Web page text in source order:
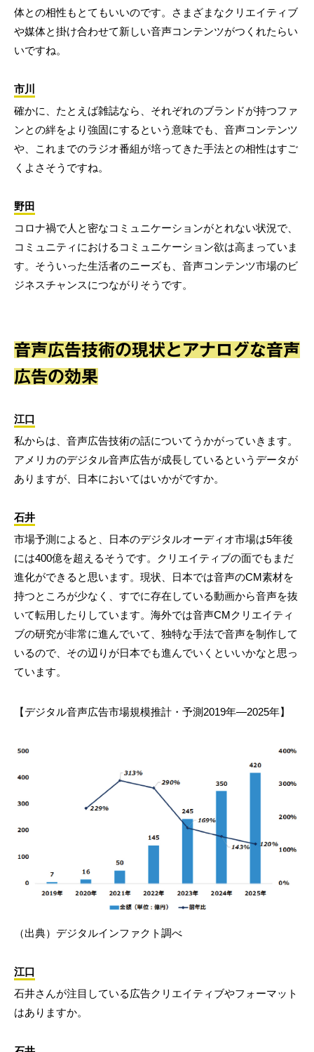
体との相性もとてもいいのです。さまざまなクリエイティブ
や媒体と掛け合わせて新しい音声コンテンツがつくれたらい
いですね。
市川
確かに、たとえば雑誌なら、それぞれのブランドが持つファ
ンとの絆をより強固にするという意味でも、音声コンテンツ
や、これまでのラジオ番組が培ってきた手法との相性はすご
くよさそうですね。
野田
コロナ禍で人と密なコミュニケーションがとれない状況で、
コミュニティにおけるコミュニケーション欲は高まっていま
す。そういった生活者のニーズも、音声コンテンツ市場のビ
ジネスチャンスにつながりそうです。
音声広告技術の現状とアナログな音声
広告の効果
江口
私からは、音声広告技術の話についてうかがっていきます。
アメリカのデジタル音声広告が成長しているというデータが
ありますが、日本においてはいかがですか。
石井
市場予測によると、日本のデジタルオーディオ市場は5年後
には400億を超えるそうです。クリエイティブの面でもまだ
進化ができると思います。現状、日本では音声のCM素材を
持つところが少なく、すでに存在している動画から音声を抜
いて転用したりしています。海外では音声CMクリエイティ
ブの研究が非常に進んでいて、独特な手法で音声を制作して
いるので、その辺りが日本でも進んでいくといいかなと思っ
ています。
【デジタル音声広告市場規模推計・予測2019年―2025年】
（出典）デジタルインファクト調べ
江口
石井さんが注目している広告クリエイティブやフォーマット
はありますか。